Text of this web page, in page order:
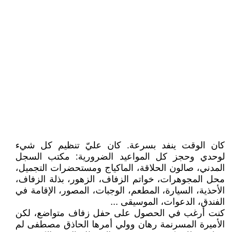
كان الوقت ينفد بسرعة. كان عليّ تنظيم كل شيء
لوحدي وحجز كل المواعيد الضرورية: مكتب السجل
المدني، صالون الحلاقة، الماكياج ومستحضرات التجميل،
محل المجوهرات، خواتم الزفاف، الزهور، بذلة الزفاف،
الأحذية، السيارة، المطعم، الوجبات، المصور، الإقامة في
الفندق، الدعوات، الموسيقى ...
كنت أرغب في الحصول على حفل زفاف متواضع، لكن
الأميرة المسرنمة رهان وولي أمرها الحاذق مصطفى لم